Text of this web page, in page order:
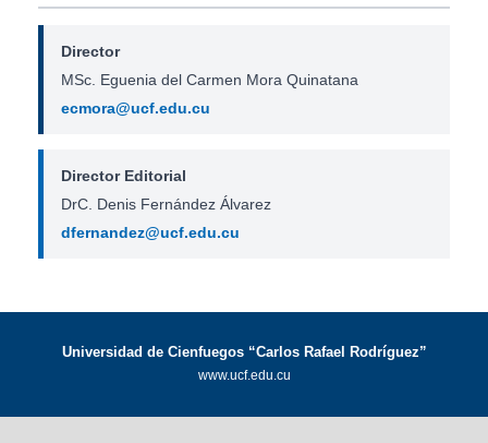
Director
MSc. Eguenia del Carmen Mora Quinatana
ecmora@ucf.edu.cu
Director Editorial
DrC. Denis Fernández Álvarez
dfernandez@ucf.edu.cu
Universidad de Cienfuegos “Carlos Rafael Rodríguez”
www.ucf.edu.cu